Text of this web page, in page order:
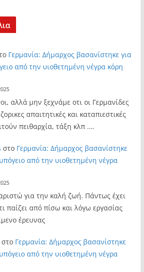
Γερμανία: Δήμαρχος βασανίστηκε για
από την υιοθετημένη νέγρα κόρη
αλλά μην ξεχνάμε οτι οι Γερμανίδες
απαιτητικές και καταπιεστικές
πειθαρχία, τάξη κλπ .…
στο Γερμανία: Δήμαρχος βασανίστηκε
από την υιοθετημένη νέγρα
για την καλή ζωή. Πάντως έχει
παίζει από πίσω και λόγω εργασίας
έρευνας
στο Γερμανία: Δήμαρχος βασανίστηκε
από την υιοθετημένη νέγρα